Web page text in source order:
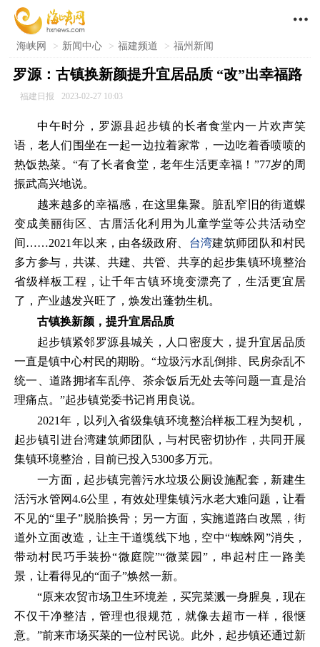

海峡网 > 新闻中心 > 福建频道 > 福州新闻
罗源：古镇换新颜提升宜居品质 “改”出幸福路
福建日报 2023-02-27 10:03
中午时分，罗源县起步镇的长者食堂内一片欢声笑
语，老人们围坐在一起一边拉着家常，一边吃着香喷喷的
热饭热菜。“有了长者食堂，老年生活更幸福！”77岁的周
振武高兴地说。
越来越多的幸福感，在这里集聚。脏乱窄旧的街道蝶
变成美丽街区、古厝活化利用为儿童学堂等公共活动空
间……2021年以来，由各级政府、 台湾建筑师团队和村民
多方参与，共谋、共建、共管、共享的起步集镇环境整治
省级样板工程，让千年古镇环境变漂亮了，生活更宜居
了，产业越发兴旺了，焕发出蓬勃生机。
古镇换新颜，提升宜居品质
起步镇紧邻罗源县城关，人口密度大，提升宜居品质
一直是镇中心村民的期盼。“垃圾污水乱倒排、民房杂乱不
统一、道路拥堵车乱停、茶余饭后无处去等问题一直是治
理痛点。”起步镇党委书记肖用良说。
2021年，以列入省级集镇环境整治样板工程为契机，
起步镇引进台湾建筑师团队，与村民密切协作，共同开展
集镇环境整治，目前已投入5300多万元。
一方面，起步镇完善污水垃圾公厕设施配套，新建生
活污水管网4.6公里，有效处理集镇污水老大难问题，让看
不见的“里子”脱胎换骨；另一方面，实施道路白改黑，街
道外立面改造，让主干道缆线下地，空中“蜘蛛网”消失，
带动村民巧手装扮“微庭院”“微菜园”，串起村庄一路美
景，让看得见的“面子”焕然一新。
“原来农贸市场卫生环境差，买完菜溅一身腥臭，现在
不仅干净整洁，管理也很规范，就像去超市一样，很惬
意。”前来市场买菜的一位村民说。此外，起步镇还通过新